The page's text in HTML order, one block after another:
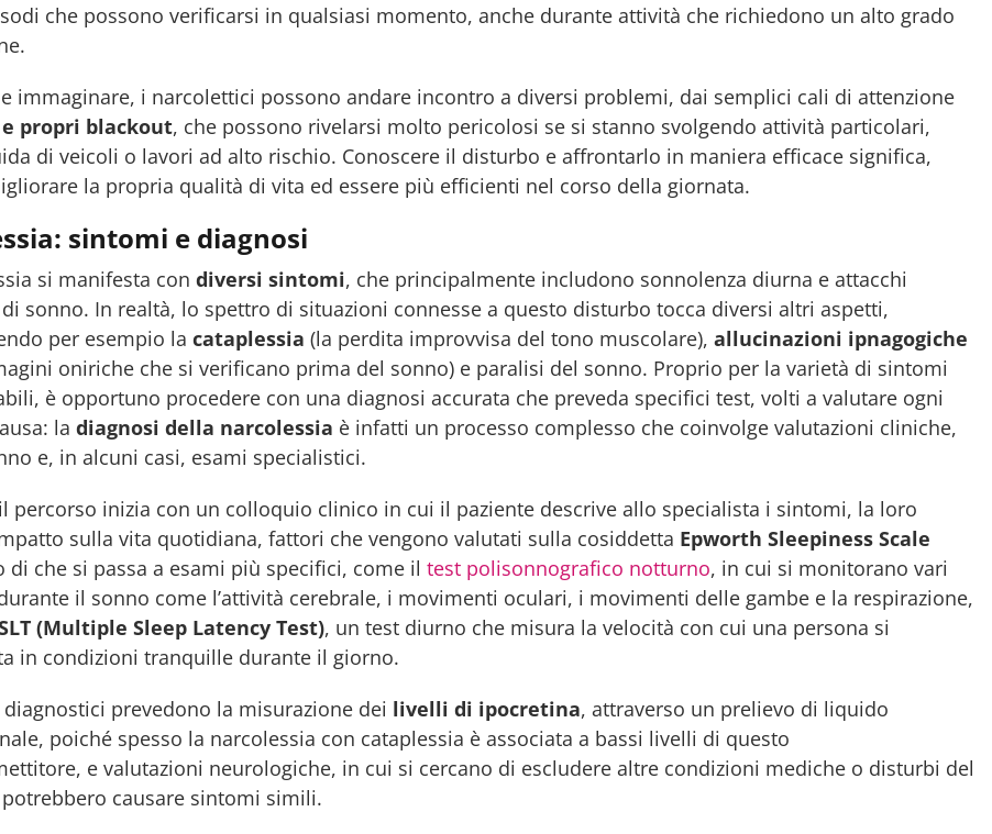
che possono verificarsi in qualsiasi momento, anche durante attività che richiedono un alto grado
immaginare, i narcolettici possono andare incontro a diversi problemi, dai semplici cali di attenzione
propri blackout, che possono rivelarsi molto pericolosi se si stanno svolgendo attività particolari,
di veicoli o lavori ad alto rischio. Conoscere il disturbo e affrontarlo in maniera efficace significa,
la propria qualità di vita ed essere più efficienti nel corso della giornata.
sintomi e diagnosi
si manifesta con diversi sintomi, che principalmente includono sonnolenza diurna e attacchi
sonno. In realtà, lo spettro di situazioni connesse a questo disturbo tocca diversi altri aspetti,
per esempio la cataplessia (la perdita improvvisa del tono muscolare), allucinazioni ipnagogiche
oniriche che si verificano prima del sonno) e paralisi del sonno. Proprio per la varietà di sintomi
è opportuno procedere con una diagnosi accurata che preveda specifici test, volti a valutare ogni
la diagnosi della narcolessia è infatti un processo complesso che coinvolge valutazioni cliniche,
e, in alcuni casi, esami specialistici.
percorso inizia con un colloquio clinico in cui il paziente descrive allo specialista i sintomi, la loro
sulla vita quotidiana, fattori che vengono valutati sulla cosiddetta Epworth Sleepiness Scale
di che si passa a esami più specifici, come il test polisonnografico notturno, in cui si monitorano vari
il sonno come l’attività cerebrale, i movimenti oculari, i movimenti delle gambe e la respirazione,
(Multiple Sleep Latency Test), un test diurno che misura la velocità con cui una persona si
in condizioni tranquille durante il giorno.
prevedono la misurazione dei livelli di ipocretina, attraverso un prelievo di liquido
poiché spesso la narcolessia con cataplessia è associata a bassi livelli di questo
e valutazioni neurologiche, in cui si cercano di escludere altre condizioni mediche o disturbi del
causare sintomi simili.